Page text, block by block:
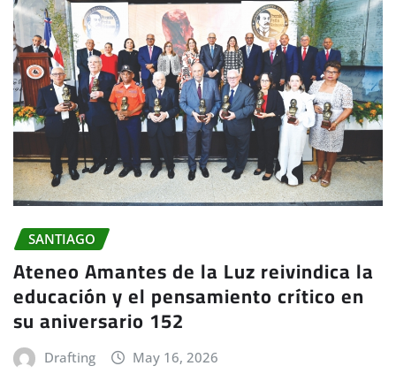
SANTIAGO
Ateneo Amantes de la Luz reivindica la
educación y el pensamiento crítico en
su aniversario 152
Drafting May 16, 2026